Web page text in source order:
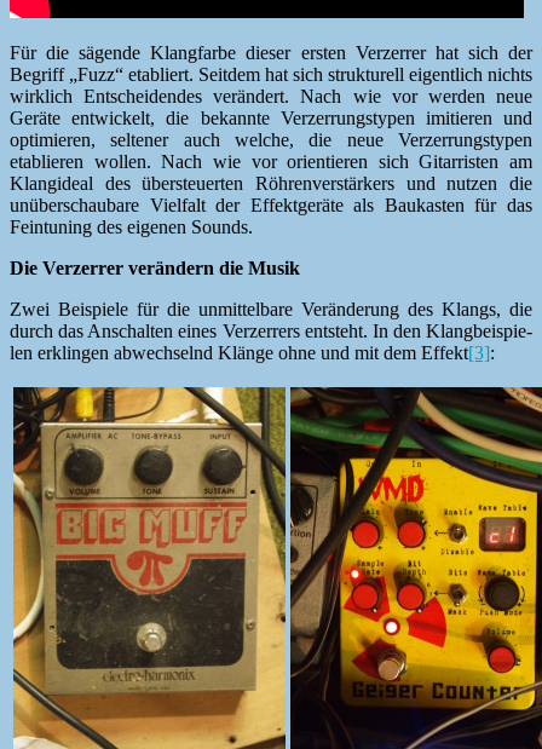
Für die sägende Klang­farbe dieser ersten Verz­er­rer hat sich der
Begriff „Fuzz“ etabliert. Seit­dem hat sich struk­turell eigentlich nichts
wirk­lich Entschei­den­des verän­dert. Nach wie vor wer­den neue
Geräte entwick­elt, die bekan­nte Verz­er­rungstypen imi­tieren und
opti­mieren, sel­tener auch welche, die neue Verz­er­rungstypen
etablieren wollen. Nach wie vor ori­en­tieren sich Gitar­ris­ten am
Klangide­al des über­s­teuerten Röhren­ver­stärk­ers und nutzen die
unüber­schaubare Vielfalt der Effek­t­geräte als Baukas­ten für das
Fein­tun­ing des eige­nen Sounds.
Die Verz­er­rer verän­dern die Musik
Zwei Beispiele für die unmit­tel­bare Verän­derung des Klangs, die
durch das Anschal­ten eines Verz­er­rers entste­ht. In den Klang­beispie­
len erklin­gen abwech­sel­nd Klänge ohne und mit dem Effekt[3]: